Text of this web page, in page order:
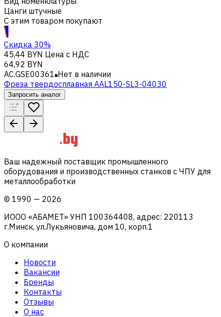
Цанги штучные
С этим товаром покупают
Скидка 30%
45,44 BYN Цена с НДС
64,92 BYN
AC.GSE00361 Нет в наличии
Фреза твердосплавная AAL150-SL3-04030
Запросить аналог
Ваш надежный поставщик промышленного
оборудования и производственных станков с ЧПУ для
металлообработки
© 1990 — 2026
ИООО «АБАМЕТ» УНП 100364408, адрес: 220113
г.Минск, ул.Лукьяновича, дом 10, корп.1
О компании
Новости
Вакансии
Бренды
Контакты
Отзывы
О нас